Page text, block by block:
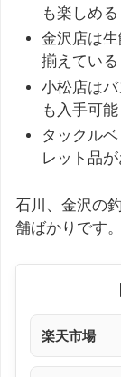
も楽しめる
金沢店は
揃えている
小松店は
も入手可能
タックル
レット品
石川、金沢の
舗ばかりです。
楽天市場